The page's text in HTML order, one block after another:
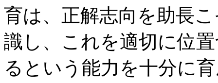
育は、正解志向を助長
識し、これを適切に位
るという能力を十分に